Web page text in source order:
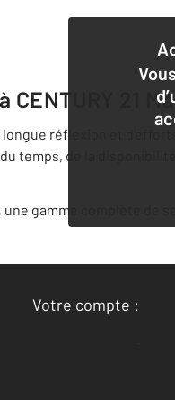
CENTURY 21
réflexion et
temps, de la
gamme complète de
Votre compte :
Accéder à mon